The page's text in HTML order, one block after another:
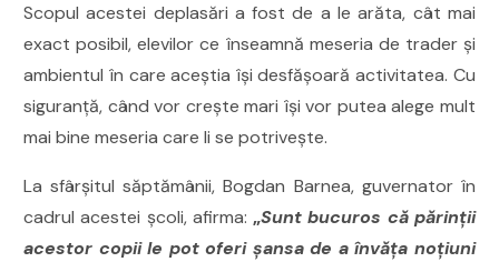
Scopul acestei deplasări a fost de a le arăta, cât mai
exact posibil, elevilor ce înseamnă meseria de trader și
ambientul în care aceștia își desfășoară activitatea. Cu
siguranță, când vor crește mari își vor putea alege mult
mai bine meseria care li se potrivește.
La sfârșitul săptămânii, Bogdan Barnea, guvernator în
cadrul acestei școli, afirma:„Sunt bucuros că părinții
acestor copii le pot oferi șansa de a învăța noțiuni